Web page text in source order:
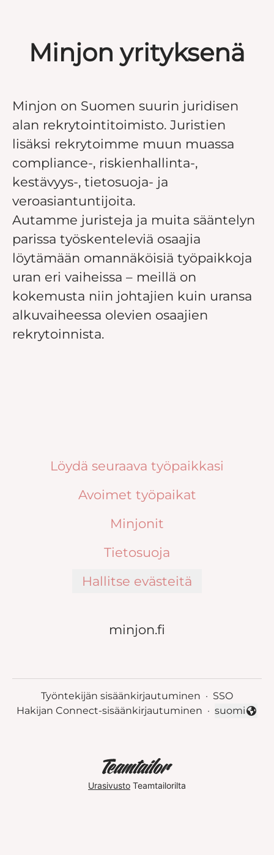
Minjon yrityksenä
Minjon on Suomen suurin juridisen
alan rekrytointitoimisto. Juristien
lisäksi rekrytoimme muun muassa
compliance-, riskienhallinta-,
kestävyys-, tietosuoja- ja
veroasiantuntijoita.
Autamme juristeja ja muita sääntelyn
parissa työskenteleviä osaajia
löytämään omannäköisiä työpaikkoja
uran eri vaiheissa – meillä on
kokemusta niin johtajien kuin uransa
alkuvaiheessa olevien osaajien
rekrytoinnista.
Löydä seuraava työpaikkasi
Avoimet työpaikat
Minjonit
Tietosuoja
Hallitse evästeitä
minjon.fi
Työntekijän sisäänkirjautuminen · SSO
Hakijan Connect-sisäänkirjautuminen ·
Vaihda kieli
suomi
Urasivusto Teamtailorilta